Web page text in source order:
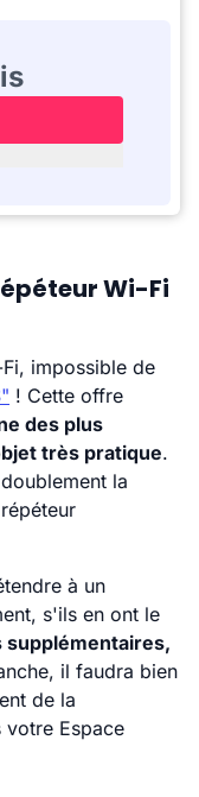
Wi-Fi
impossible de
! Cette offre
des plus
très pratique.
la
à un
s'ils en ont le
supplémentaires,
il faudra bien
de la
Espace